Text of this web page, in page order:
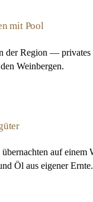
mit Pool
der Region — privates
Weinbergen.
auf einem
Öl aus eigener Ernte.